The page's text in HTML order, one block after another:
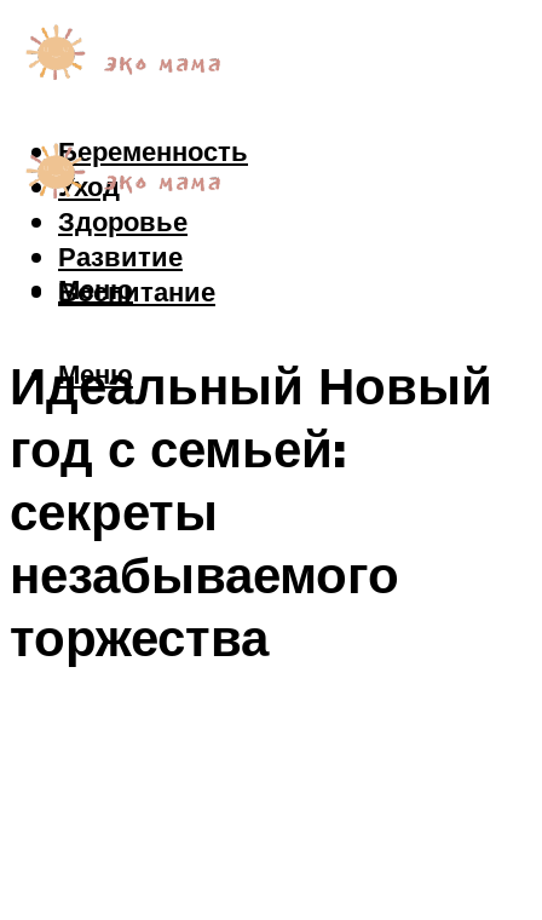
Беременность
Уход
Здоровье
Развитие
Воспитание
Меню
Меню
Идеальный Новый
год с семьей:
секреты
незабываемого
торжества